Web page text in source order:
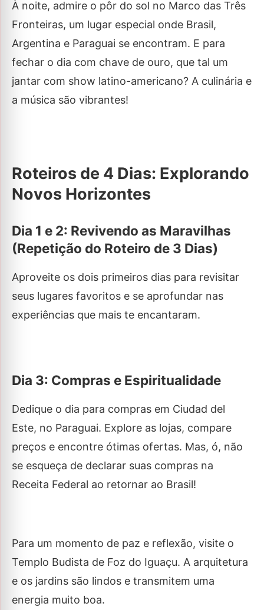
À noite, admire o pôr do sol no Marco das Três
Fronteiras, um lugar especial onde Brasil,
Argentina e Paraguai se encontram. E para
fechar o dia com chave de ouro, que tal um
jantar com show latino-americano? A culinária e
a música são vibrantes!
Roteiros de 4 Dias: Explorando
Novos Horizontes
Dia 1 e 2: Revivendo as Maravilhas
(Repetição do Roteiro de 3 Dias)
Aproveite os dois primeiros dias para revisitar
seus lugares favoritos e se aprofundar nas
experiências que mais te encantaram.
Dia 3: Compras e Espiritualidade
Dedique o dia para compras em Ciudad del
Este, no Paraguai. Explore as lojas, compare
preços e encontre ótimas ofertas. Mas, ó, não
se esqueça de declarar suas compras na
Receita Federal ao retornar ao Brasil!
Para um momento de paz e reflexão, visite o
Templo Budista de Foz do Iguaçu. A arquitetura
e os jardins são lindos e transmitem uma
energia muito boa.